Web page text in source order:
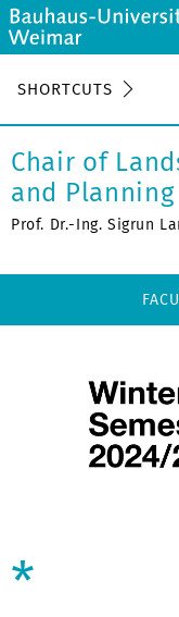
SHORTCUTS
Chair of
and Planning
Prof. Dr.-Ing. Sigrun
*